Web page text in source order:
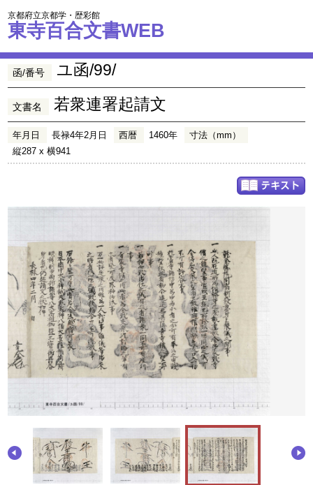
京都府立京都学・歴彩館
東寺百合文書WEB
函/番号 ユ函/99/
文書名 若衆連署起請文
年月日 長禄4年2月日 西暦 1460年
寸法（mm）
縦287 x 横941